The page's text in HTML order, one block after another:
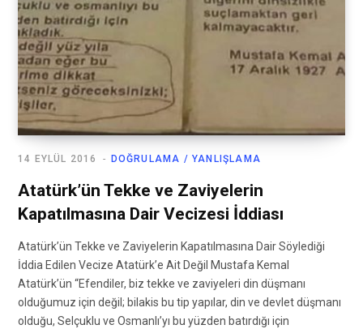
DOĞRULAMA / YANLIŞLAMA
14 EYLÜL 2016
Atatürk’ün Tekke ve Zaviyelerin
Kapatılmasına Dair Vecizesi İddiası
Atatürk’ün Tekke ve Zaviyelerin Kapatılmasına Dair Söylediği
İddia Edilen Vecize Atatürk’e Ait Değil Mustafa Kemal
Atatürk’ün “Efendiler, biz tekke ve zaviyeleri din düşmanı
olduğumuz için değil; bilakis bu tip yapılar, din ve devlet düşmanı
olduğu, Selçuklu ve Osmanlı’yı bu yüzden batırdığı için